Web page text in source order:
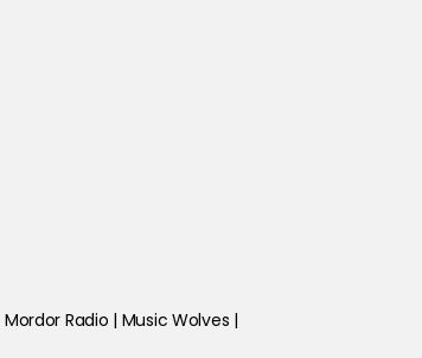
Radio | Music Wolves |